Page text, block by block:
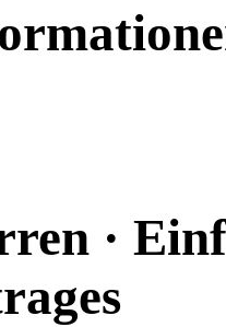
·